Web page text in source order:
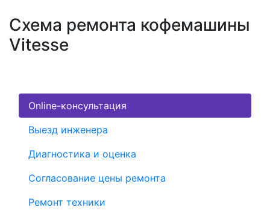
Схема ремонта кофемашины
Vitesse
Online-консультация
Выезд инженера
Диагностика и оценка
Согласование цены ремонта
Ремонт техники